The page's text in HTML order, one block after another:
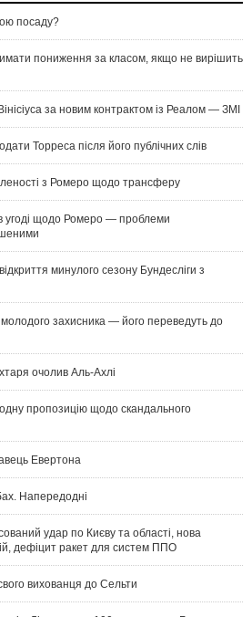
посаду?
пониження за класом, якщо не вирішить
за новим контрактом із Реалом — ЗМІ
Торреса після його публічних слів
з Ромеро щодо трансферу
угоді щодо Ромеро — проблеми
минулого сезону Бундесліги з
молодого захисника — його переведуть до
очолив Аль-Ахлі
пропозицію щодо скандального
Евертона
Напередодні
удар по Києву та області, нова
дефіцит ракет для систем ППО
вихованця до Сельти